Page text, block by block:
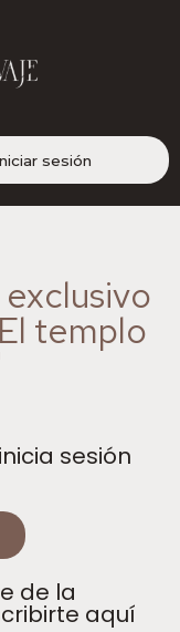
sesión
templo
sesión
de la
aquí